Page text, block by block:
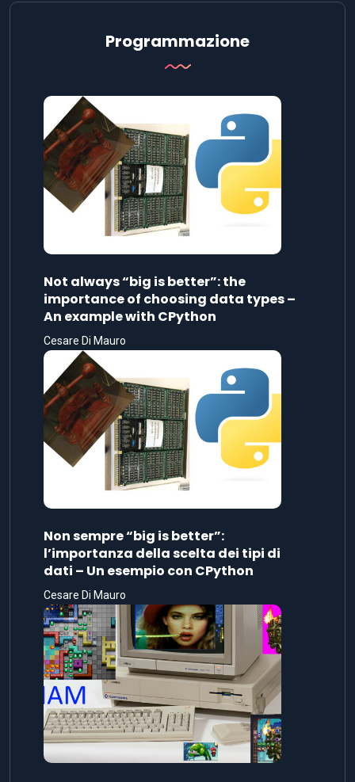
Programmazione
Not always “big is better”: the
importance of choosing data types –
An example with CPython
Cesare Di Mauro
Non sempre “big is better”:
l’importanza della scelta dei tipi di
dati – Un esempio con CPython
Cesare Di Mauro